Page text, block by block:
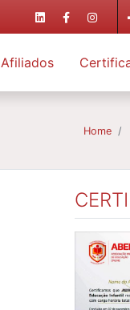
Afiliados
Home